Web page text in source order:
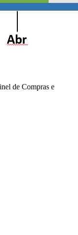
de Compras e